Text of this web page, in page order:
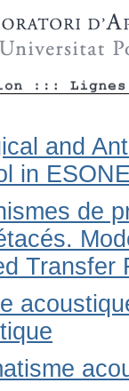
and
in
de
Transfer